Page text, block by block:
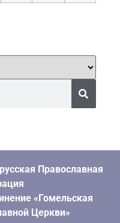
Православная
«Гомельская
Церкви»